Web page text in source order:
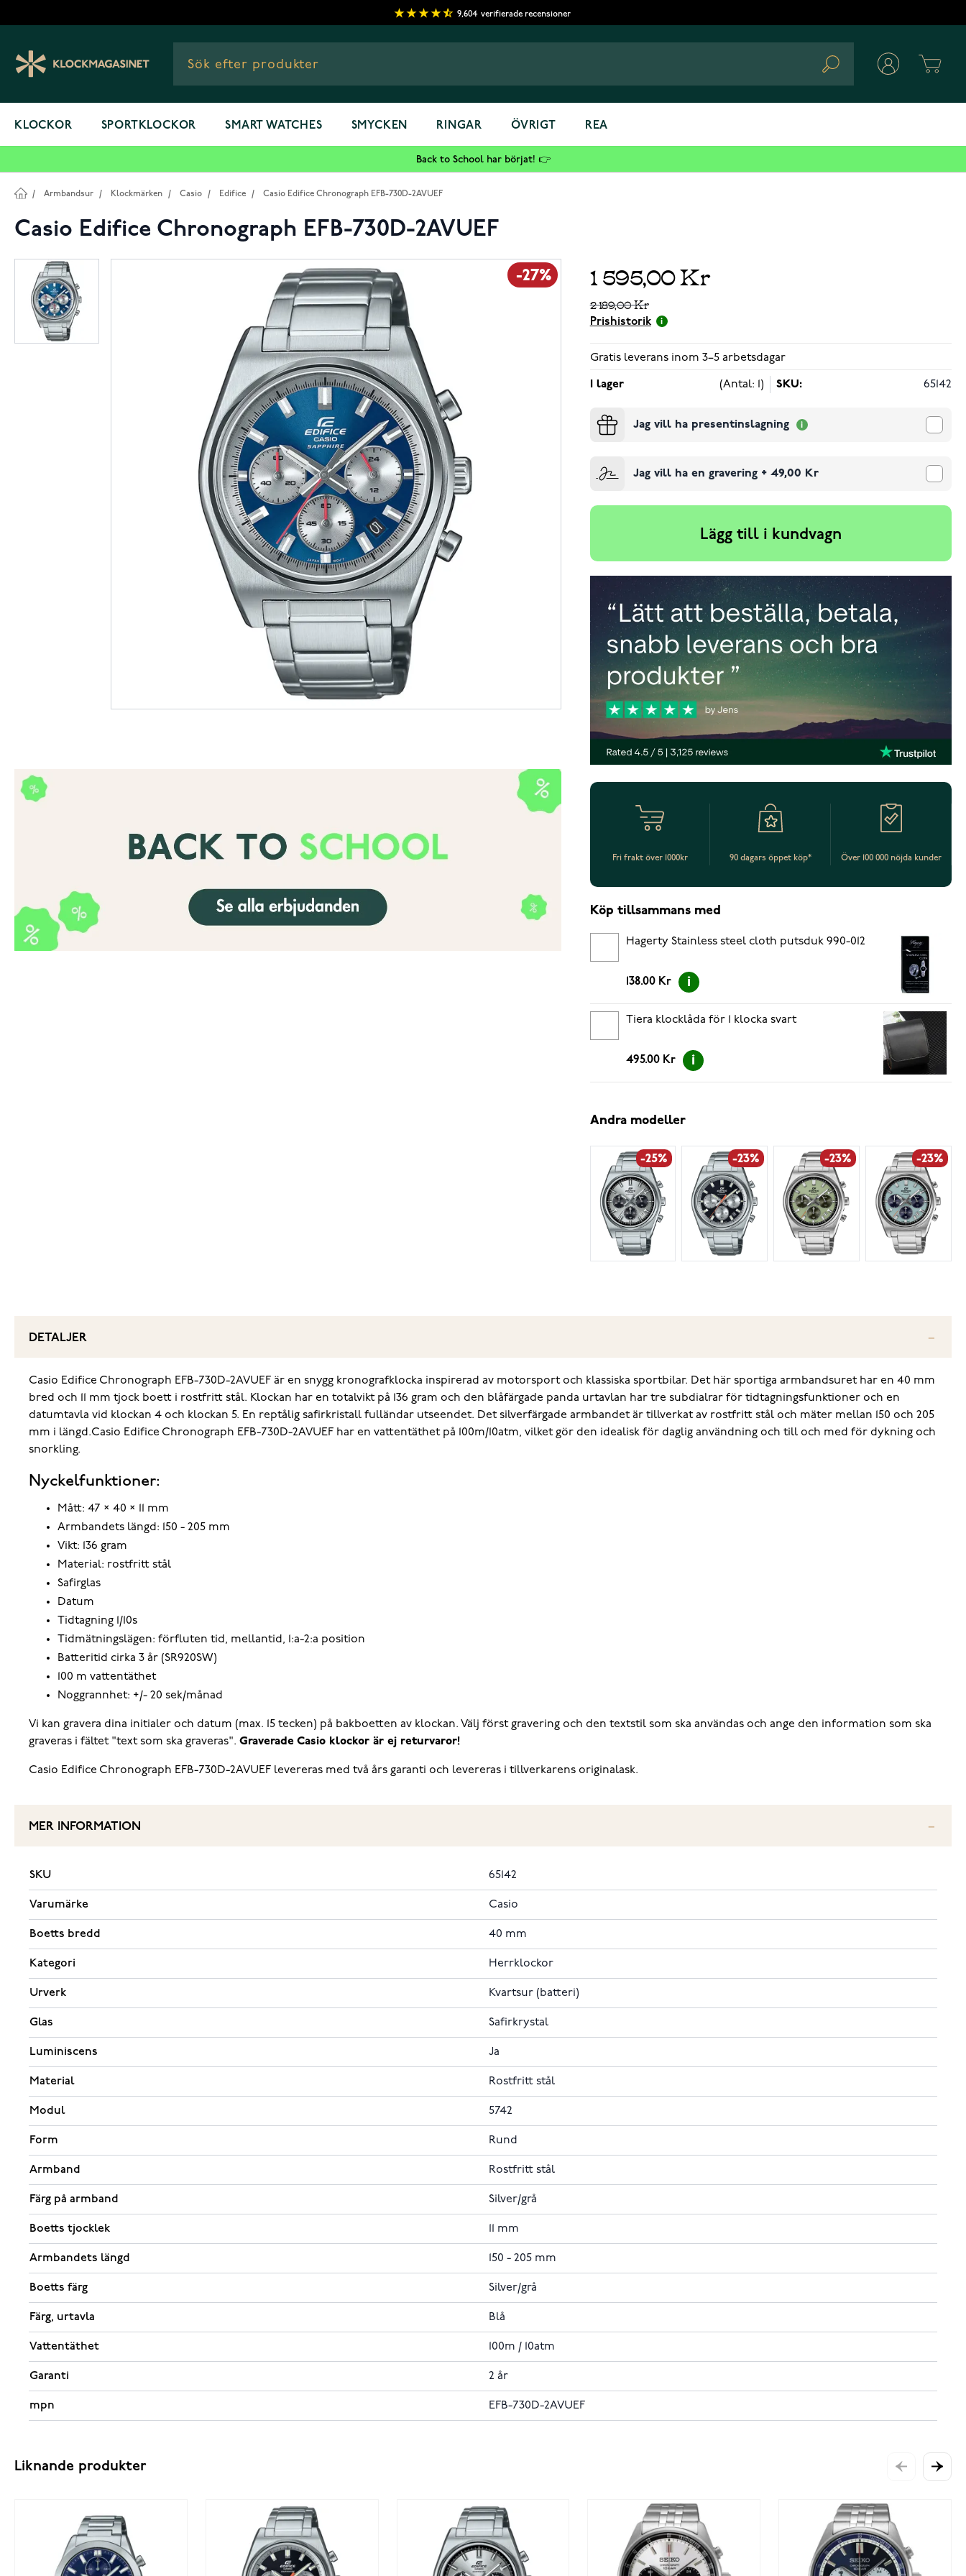
9,604 verifierade recensioner
Search
KLOCKOR SPORTKLOCKOR SMART WATCHES SMYCKEN RINGAR ÖVRIGT REA
Back to School har börjat! 👉
/ Armbandsur / Klockmärken / Casio / Edifice / Casio Edifice Chronograph EFB-730D-2AVUEF
Casio Edifice Chronograph EFB-730D-2AVUEF
-27% 1 595,00 Kr
2 189,00 Kr
Prishistorik
Gratis leverans inom 3–5 arbetsdagar
I lager (Antal: 1) SKU: 65142
Jag vill ha presentinslagning
Jag vill ha en gravering+ 49,00 Kr
Lägg till i kundvagn
Fri frakt över 1000kr 90 dagars öppet köp* Över 100 000 nöjda kunder
Köp tillsammans med
Hagerty Stainless steel cloth putsduk 990-012
138.00 Kr
Tiera klocklåda för 1 klocka svart
495.00 Kr
Andra modeller
-25% -23% -23% -23%
DETALJER
Casio Edifice Chronograph EFB-730D-2AVUEF är en snygg kronografklocka inspirerad av motorsport och klassiska sportbilar. Det här sportiga armbandsuret har en 40 mm
bred och 11 mm tjock boett i rostfritt stål. Klockan har en totalvikt på 136 gram och den blåfärgade panda urtavlan har tre subdialrar för tidtagningsfunktioner och en
datumtavla vid klockan 4 och klockan 5. En reptålig safirkristall fulländar utseendet. Det silverfärgade armbandet är tillverkat av rostfritt stål och mäter mellan 150 och 205
mm i längd.Casio Edifice Chronograph EFB-730D-2AVUEF har en vattentäthet på 100m/10atm, vilket gör den idealisk för daglig användning och till och med för dykning och
snorkling.
Nyckelfunktioner:
Mått: 47 × 40 × 11 mm
Armbandets längd: 150 - 205 mm
Vikt: 136 gram
Material: rostfritt stål
Safirglas
Datum
Tidtagning 1/10s
Tidmätningslägen: förfluten tid, mellantid, 1:a-2:a position
Batteritid cirka 3 år (SR920SW)
100 m vattentäthet
Noggrannhet: +/- 20 sek/månad
Vi kan gravera dina initialer och datum (max. 15 tecken) på bakboetten av klockan. Välj först gravering och den textstil som ska användas och ange den information som ska
graveras i fältet "text som ska graveras". Graverade Casio klockor är ej returvaror!
Casio Edifice Chronograph EFB-730D-2AVUEF levereras med två års garanti och levereras i tillverkarens originalask.
MER INFORMATION
SKU 65142
Varumärke Casio
Boetts bredd 40 mm
Kategori Herrklockor
Urverk Kvartsur (batteri)
Glas Safirkrystal
Luminiscens Ja
Material Rostfritt stål
Modul 5742
Form Rund
Armband Rostfritt stål
Färg på armband Silver/grå
Boetts tjocklek 11 mm
Armbandets längd 150 - 205 mm
Boetts färg Silver/grå
Färg, urtavla Blå
Vattentäthet 100m / 10atm
Garanti 2 år
mpn EFB-730D-2AVUEF
Liknande produkter